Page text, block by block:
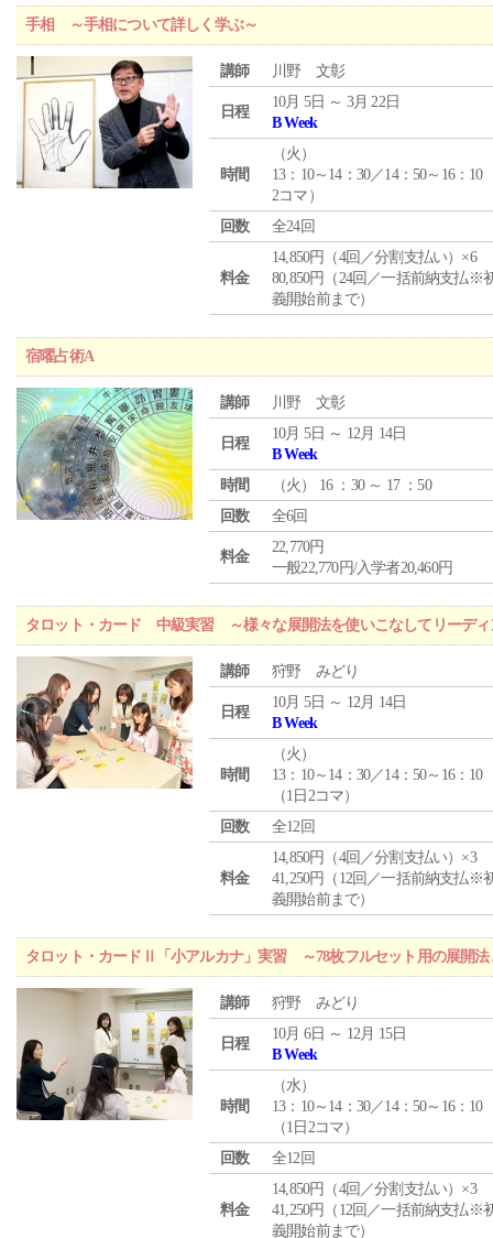
手相 ～手相について詳しく学ぶ～
講師 川野 文彰
日程
10月 5日 ～ 3月 22日
B Week
時間
（火 ）
13：10～14：30／14：50～16：10
2コマ）
回数
全24回
料金
14,850円（4回／分割支払い）×6
80,850円（24回／一括前納支払※
義開始前まで）
宿曜占術A
講師 川野 文彰
日程
10月 5日 ～ 12月 14日
B Week
時間
（火 ） 16 ：30 ～ 17 ：50
回数
全6回
料金
22,770円
一般22,770円/入学者20,460円
タロット・カード 中級実習 ～様々な展開法を使いこなしてリーディ
講師 狩野 みどり
日程
10月 5日 ～ 12月 14日
B Week
時間
（火 ）
13：10～14：30／14：50～16：10
（1日2コマ）
回数
全12回
料金
14,850円（4回／分割支払い）×3
41,250円（12回／一括前納支払※
義開始前まで）
タロット・カードⅡ「小アルカナ」実習 ～78枚フルセット用の展開法
講師 狩野 みどり
日程
10月 6日 ～ 12月 15日
B Week
時間
（水）
13：10～14：30／14：50～16：10
（1日2コマ）
回数
全12回
料金
14,850円（4回／分割支払い）×3
41,250円（12回／一括前納支払※
義開始前まで）